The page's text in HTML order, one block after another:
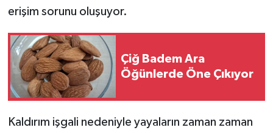
erişim sorunu oluşuyor.
Çiğ Badem Ara
Öğünlerde Öne Çıkıyor
Kaldırım işgali nedeniyle yayaların zaman zaman